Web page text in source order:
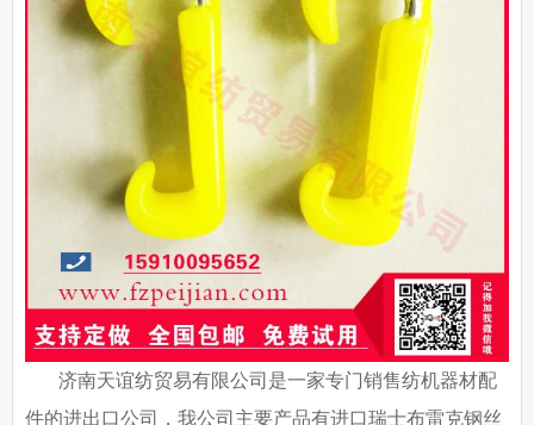
济南天谊纺贸易有限公司是一家专门销售纺机器材配
件的进出口公司，我公司主要产品有进口瑞士布雷克钢丝